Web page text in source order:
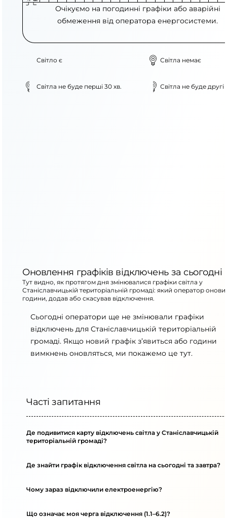
Очікуємо на погодинні графіки або аварійні
обмеження від оператора енергосистеми.
Світло є Світла немає
Світла не буде перші 30 хв. Світла не буде другі
Оновлення графіків відключень за сьогодні
Тут видно, як протягом дня змінювалися графіки світла у
Станіславчицькій територіальній громаді: який оператор
години, додав або скасував відключення.
Сьогодні оператори ще не змінювали графіки
відключень для Станіславчицькій територіальній
громаді. Якщо новий графік з’явиться або години
вимкнень оновляться, ми покажемо це тут.
Часті запитання
Де подивитися карту відключень світла у Станіславчицькій
територіальній громаді?
Де знайти графік відключення світла на сьогодні та завтра?
Чому зараз відключили електроенергію?
Що означає моя черга відключення (1.1–6.2)?